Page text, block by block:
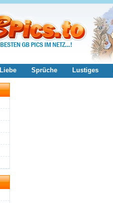
Liebe Sprüche Lustiges